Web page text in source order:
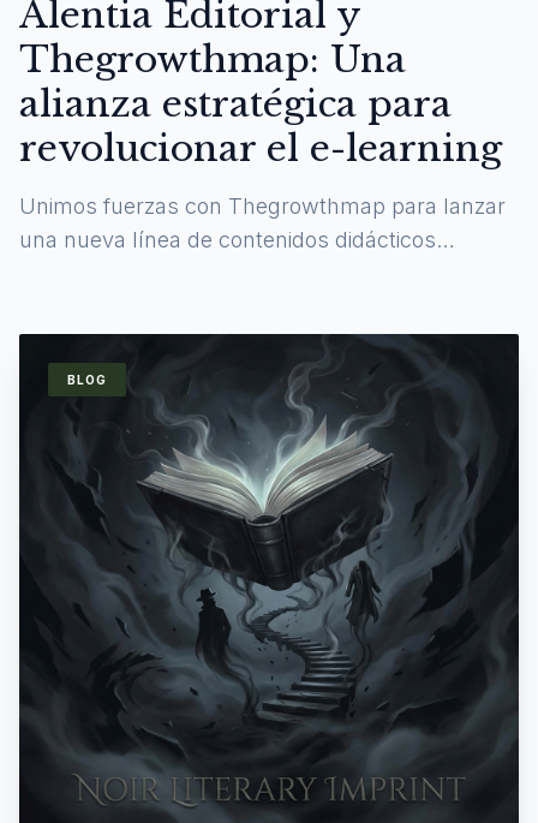
Alentia Editorial y
Thegrowthmap: Una
alianza estratégica para
revolucionar el e-learning
Unimos fuerzas con Thegrowthmap para lanzar
una nueva línea de contenidos didácticos
BLOG